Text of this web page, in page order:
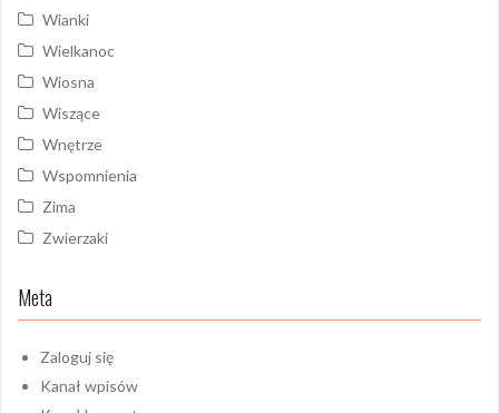
Wianki
Wielkanoc
Wiosna
Wiszące
Wnętrze
Wspomnienia
Zima
Zwierzaki
Meta
Zaloguj się
Kanał wpisów